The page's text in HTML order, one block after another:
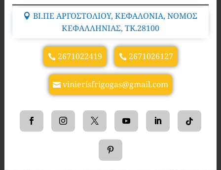
ΒΙ.ΠΕ ΑΡΓΟΣΤΟΛΙΟΥ, ΚΕΦΑΛΟΝΙΑ, ΝΟΜΟΣ
ΚΕΦΑΛΛΗΝΙΑΣ, TK.28100
2671022419 2671026127
vinierisfrigogas@gmail.com